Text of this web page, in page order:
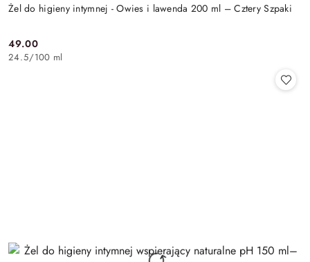
Żel do higieny intymnej - Owies i lawenda 200 ml – Cztery Szpaki
Cena:
49.00
24.5/100 ml